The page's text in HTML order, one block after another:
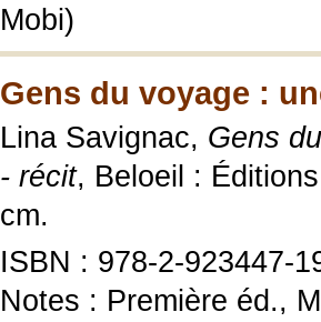
Mobi)
Gens du voyage :
Lina Savignac, Gens
- récit, Beloeil :
cm.
ISBN : 978-2-923447-
Notes : Première éd.,